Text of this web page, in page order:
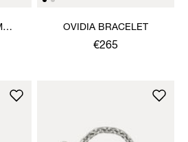
OVIDIA BRACELET
€265